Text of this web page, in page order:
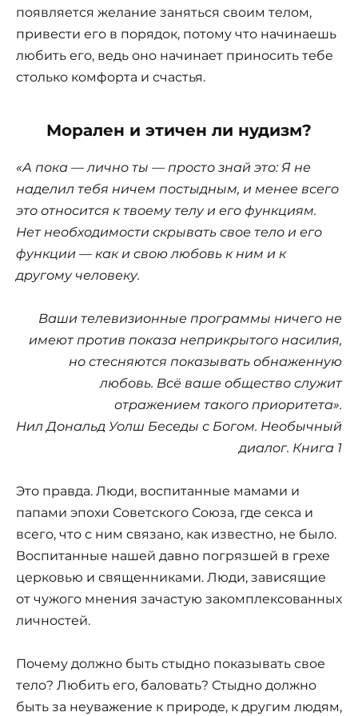
появляется желание заняться своим телом,
привести его в порядок, потому что начинаешь
любить его, ведь оно начинает приносить тебе
столько комфорта и счастья.
Морален и этичен ли нудизм?
«А пока — лично ты — просто знай это: Я не
наделил тебя ничем постыдным, и менее всего
это относится к твоему телу и его функциям.
Нет необходимости скрывать свое тело и его
функции — как и свою любовь к ним и к
другому человеку.
Ваши телевизионные программы ничего не
имеют против показа неприкрытого насилия,
но стесняются показывать обнаженную
любовь. Всё ваше общество служит
отражением такого приоритета».
Нил Дональд Уолш Беседы с Богом. Необычный
диалог. Книга 1
Это правда. Люди, воспитанные мамами и
папами эпохи Советского Союза, где секса и
всего, что с ним связано, как известно, не было.
Воспитанные нашей давно погрязшей в грехе
церковью и священниками. Люди, зависящие
от чужого мнения зачастую закомплексованных
личностей.
Почему должно быть стыдно показывать свое
тело? Любить его, баловать? Стыдно должно
быть за неуважение к природе, к другим людям,